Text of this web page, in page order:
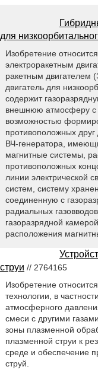
для
Изобретение
электроракетным
ракетным двигателем
двигатель для
содержит
внешнюю атмосферу с
возможностью
противоположных
ВЧ-генератора,
магнитные системы,
противоположных
линии электрической
систем, систему
соединенную с
радиальных
газоразрядной
расположения
струи // 2764165
Изобретение
технологии, в
атмосферного
смеси с другими
зоны плазменной
плазменной струи к
среде и обеспечение
струй.